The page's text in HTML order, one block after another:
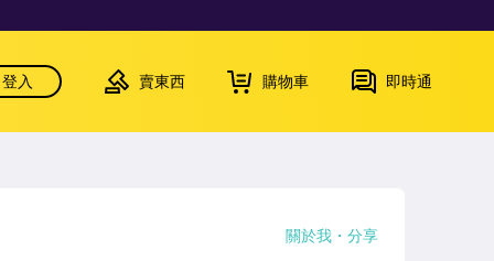
登入 賣東西 購物車 即時通
關於我 分享